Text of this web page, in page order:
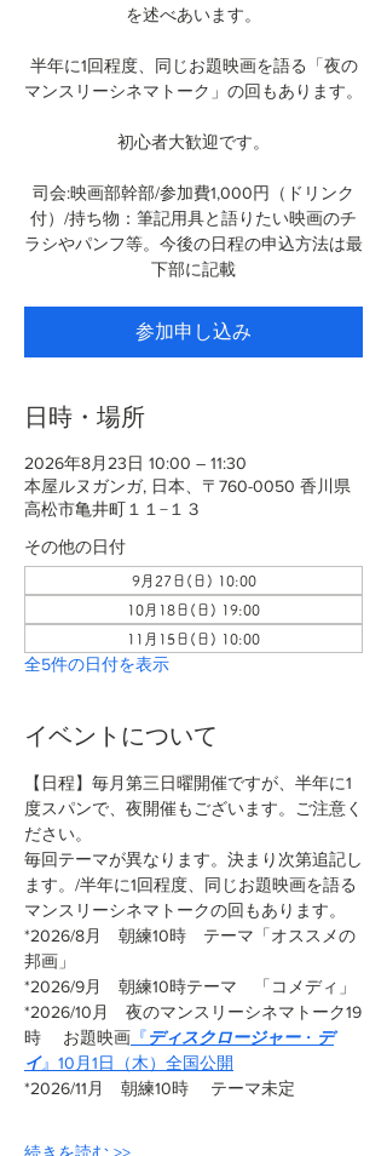
を述べあいます。
半年に1回程度、同じお題映画を語る「夜の
マンスリーシネマトーク」の回もあります。
初心者大歓迎です。
司会:映画部幹部/参加費1,000円（ドリンク
付）/持ち物：筆記用具と語りたい映画のチ
ラシやパンフ等。今後の日程の申込方法は最
下部に記載
参加申し込み
日時・場所
2026年8月23日 10:00 – 11:30
本屋ルヌガンガ, 日本、〒760-0050 香川県
高松市亀井町１１−１３
その他の日付
9月27日(日) 10:00
10月18日(日) 19:00
11月15日(日) 10:00
全5件の日付を表示
イベントについて
【日程】毎月第三日曜開催ですが、半年に1
度スパンで、夜開催もございます。ご注意く
ださい。
毎回テーマが異なります。決まり次第追記し
ます。/半年に1回程度、同じお題映画を語る
マンスリーシネマトークの回もあります。
*2026/8月　朝練10時　テーマ「オススメの
邦画」
*2026/9月　朝練10時テーマ　「コメディ」
*2026/10月　夜のマンスリーシネマトーク19
時 　お題映画 『ディスクロージャー・ デ
イ』10月1日（木）全国公開
*2026/11月　朝練10時　 テーマ未定